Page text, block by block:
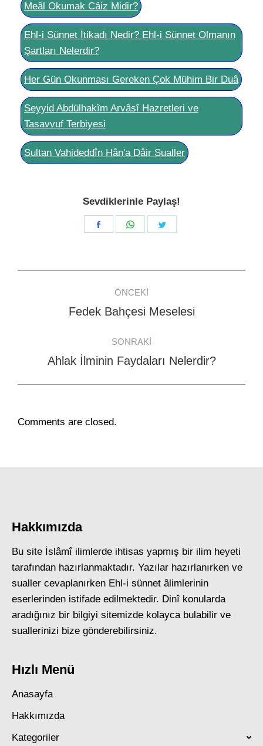
Meâl Okumak Câiz Midir?
Ehl-i Sünnet İtikadı Nedir? Ehl-i Sünnet Olmanın
Şartları Nelerdir?
Her Gün Okunması Gereken Çok Mühim Bir Duâ
Seyyid Abdülhakîm Arvâsî Hazretleri ve
Tasavvuf Terbiyesi
Sultan Vahideddîn Hân'a Dâir Sualler
Sevdiklerinle Paylaş!
Share
Share
navigation
ÖNCEKI
Previous
Fedek Bahçesi Meselesi
SONRAKI
Next
Ahlak İlminin Faydaları Nelerdir?
Comments are closed.
Hakkımızda
Bu site İslâmî ilimlerde ihtisas yapmış bir ilim heyeti
tarafından hazırlanmaktadır. Yazılar hazırlanırken ve
sualler cevaplanırken Ehl-i sünnet âlimlerinin
eserlerinden istifade edilmektedir. Dinî konularda
aradığınız bir bilgiyi sitemizde kolayca bulabilir ve
suallerinizi bize gönderebilirsiniz.
Hızlı Menü
Anasayfa
Hakkımızda
Kategoriler